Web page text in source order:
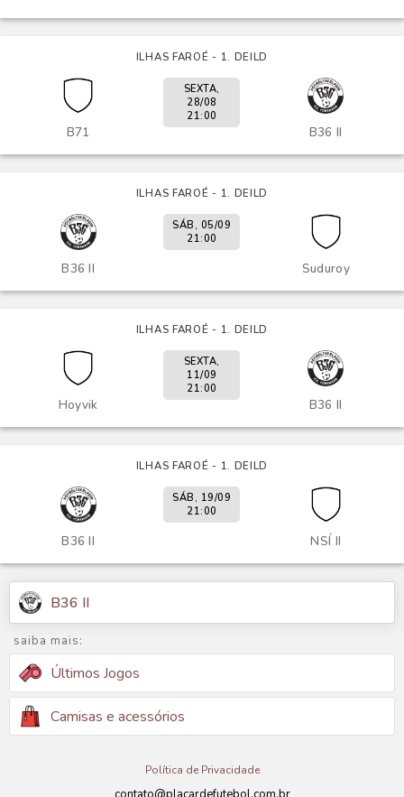
ILHAS FAROÉ - 1. DEILD
B71 B36 II
SEXTA,
28/08
21:00
ILHAS FAROÉ - 1. DEILD
B36 II Suduroy
SÁB, 05/09
21:00
ILHAS FAROÉ - 1. DEILD
Hoyvik B36 II
SEXTA,
11/09
21:00
ILHAS FAROÉ - 1. DEILD
B36 II NSÍ II
SÁB, 19/09
21:00
B36 II
saiba mais:
Últimos Jogos
Camisas e acessórios
Política de Privacidade